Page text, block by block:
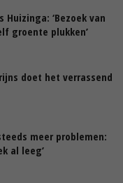
‘Bezoek van
groente plukken’
doet het verrassend
meer problemen:
al leeg’